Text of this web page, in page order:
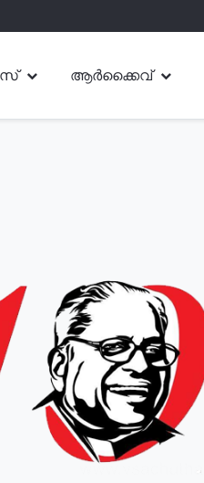
ആർക്കൈവ്